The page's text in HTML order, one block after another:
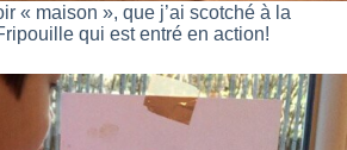
« maison », que j’ai scotché à la
qui est entré en action!